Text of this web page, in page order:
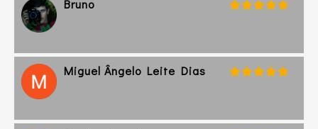
Bruno
Miguel Ângelo Leite Dias